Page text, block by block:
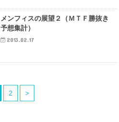
メンフィスの展望２（ＭＴＦ勝抜き
予想集計）
2013.02.17
2 >